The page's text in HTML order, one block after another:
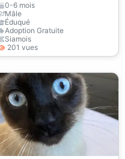
0-6 mois
Mâle
Éduqué
Adoption Gratuite
Siamois
201 vues